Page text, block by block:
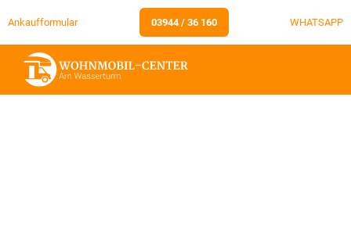
Ankaufformular 03944 / 36 160 WHATSAPP